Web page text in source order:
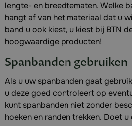
lengte- en breedtematen. Welke
hangt af van het materiaal dat u
band u ook kiest, u kiest bij BTN
hoogwaardige producten!
Spanbanden gebruiken
Als u uw spanbanden gaat
u deze goed controleert op
kunt spanbanden niet zonder
hoeken en randen trekken. Doet